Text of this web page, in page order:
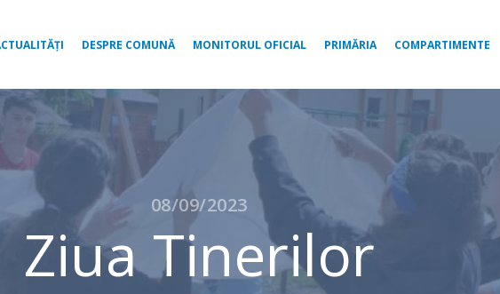
DESPRE COMUNĂ MONITORUL OFICIAL PRIMĂRIA COMPARTIMENTE
08/09/2023
Ziua Tinerilor